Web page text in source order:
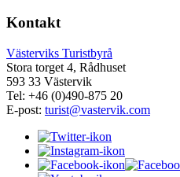
Kontakt
Västerviks Turistbyrå
Stora torget 4, Rådhuset
593 33 Västervik
Tel: +46 (0)490-875 20
E-post: turist@vastervik.com